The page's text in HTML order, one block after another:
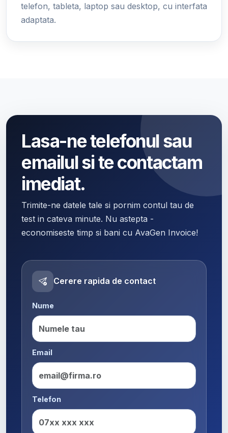
telefon, tableta, laptop sau desktop, cu interfata
adaptata.
Lasa-ne telefonul sau
emailul si te contactam
imediat.
Trimite-ne datele tale si pornim contul tau de
test in cateva minute. Nu astepta -
economiseste timp si bani cu AvaGen Invoice!
Cerere rapida de contact
Nume
Email
Telefon